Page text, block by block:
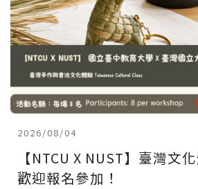
2026/08/04
【NTCU X NUST】臺灣文
歡迎報名參加！